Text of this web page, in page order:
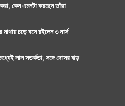
কেন এমনটা করছেন তাঁরা
চড়ে বসে রইলেন ৩ নার্স
মধ্যেই লাল সতর্কতা, সঙ্গে দোসর ঝড়